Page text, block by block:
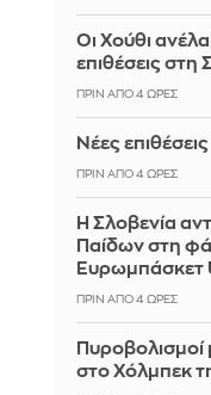
Οι Χούθι
επιθέσεις στη
ΠΡΙΝ ΑΠΌ 4 ΏΡΕΣ
Νέες
ΠΡΙΝ ΑΠΌ 4 ΏΡΕΣ
Η Σλοβενία
Παίδων στη
Ευρωμπάσκετ
ΠΡΙΝ ΑΠΌ 4 ΏΡΕΣ
Πυροβολισμοί
στο Χόλμπεκ